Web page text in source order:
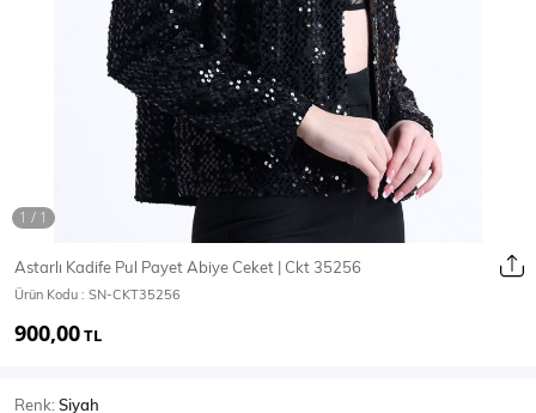
Mont & Kaban Yağmurluk
T-Shirt
Astarlı Kadife Pul Payet Abiye Ceket | Ckt 35256
Ürün Kodu : SN-CKT35256
900,00TL
Renk:Siyah